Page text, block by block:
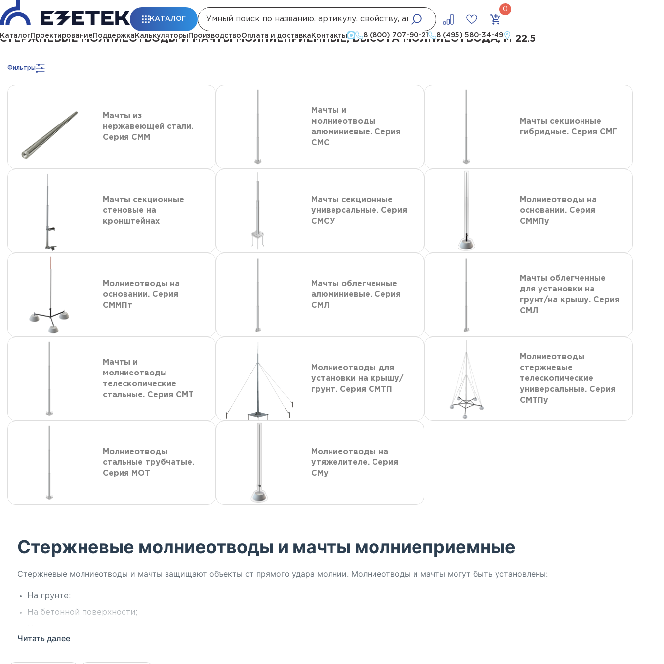
КАТАЛОГ
Каталог Проектирование Поддержка Калькуляторы ПроизводствоОплата и доставка Контакты 8 (800) 707-90-21 8 (495) 580-34-49
Главная Каталог Стержневые молниеотводы и мачты молниеприемныеСтержневые молниеотводы и мачты молниеприемные, высота молниеотвода, м 22.5
СТЕРЖНЕВЫЕ МОЛНИЕОТВОДЫ И МАЧТЫ МОЛНИЕПРИЕМНЫЕ, ВЫСОТА МОЛНИЕОТВОДА, М 22.5
Фильтры
Мачты из
нержавеющей стали.
Серия СММ
Мачты и
молниеотводы
алюминиевые. Серия
СМС
Мачты секционные
гибридные. Серия СМГ
Мачты секционные
стеновые на
кронштейнах
Мачты секционные
универсальные. Серия
СМСУ
Молниеотводы на
основании. Серия
СММПу
Молниеотводы на
основании. Серия
СММПт
Мачты облегченные
алюминиевые. Серия
СМЛ
Мачты облегченные
для установки на
грунт/на крышу. Серия
СМЛ
Мачты и
молниеотводы
телескопические
стальные. Серия СМТ
Молниеотводы для
установки на крышу/
грунт. Серия СМТП
Молниеотводы
стержневые
телескопические
универсальные. Серия
СМТПу
Молниеотводы
стальные трубчатые.
Серия МОТ
Молниеотводы на
утяжелителе. Серия
СМу
Стержневые молниеотводы и мачты молниеприемные
Стержневые молниеотводы и мачты защищают объекты от прямого удара молнии. Молниеотводы и мачты могут быть установлены:
На грунте;
На бетонной поверхности;
На фасаде здания.
Читать далее